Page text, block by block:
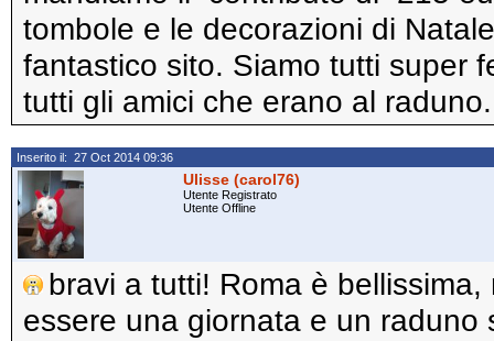
tombole e le decorazioni di
fantastico sito. Siamo tutti super
tutti gli amici che erano al
Inserito il: 27 Oct 2014 09:36
Ulisse (carol76)
Utente Registrato
Utente Offline
bravi a tutti! Roma è
essere una giornata e un raduno